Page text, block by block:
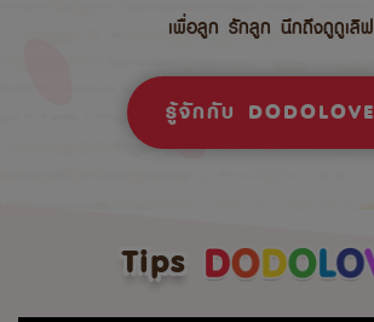
เพื่อลูก รักลูก นึกถึงดูดูเลิฟ
รู้จักกับ DODOLOVE
Tips